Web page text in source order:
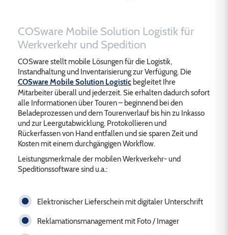
COSware Mobile Solution Logistik für
Werkverkehr und Spedition
COSware stellt mobile Lösungen für die Logistik,
Instandhaltung und Inventarisierung zur Verfügung. Die
COSware Mobile Solution Logistic begleitet Ihre
Mitarbeiter überall und jederzeit. Sie erhalten dadurch sofort
alle Informationen über Touren – beginnend bei den
Beladeprozessen und dem Tourenverlauf bis hin zu Inkasso
und zur Leergutabwicklung. Protokollieren und
Rückerfassen von Hand entfallen und sie sparen Zeit und
Kosten mit einem durchgängigen Workflow.
Leistungsmerkmale der mobilen Werkverkehr- und
Speditionssoftware sind u.a.:
Elektronischer Lieferschein mit digitaler Unterschrift
Reklamationsmanagement mit Foto / Imager